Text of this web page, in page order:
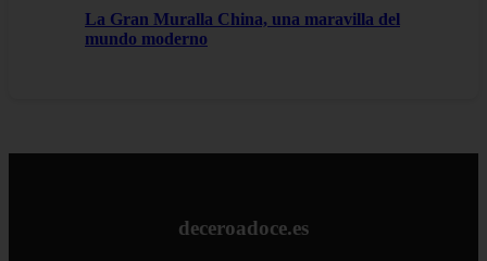
La Gran Muralla China, una maravilla del
mundo moderno
deceroadoce.es